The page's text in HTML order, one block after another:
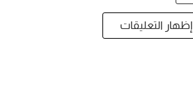
إظهار التعليقات